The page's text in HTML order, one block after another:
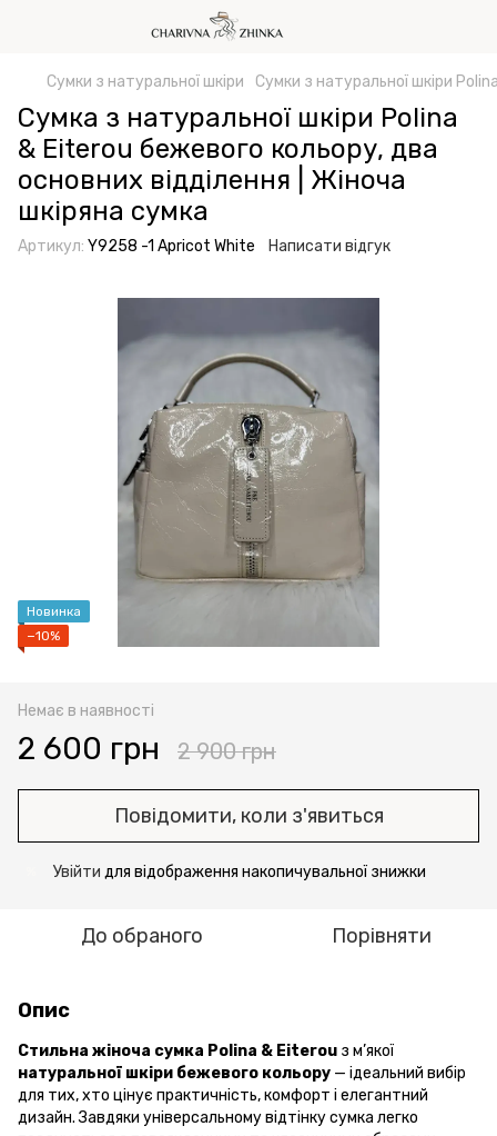
Сумки з натуральної шкіри Сумки з натуральної шкіри
Сумка з натуральної шкіри Polina
& Eiterou бежевого кольору, два
основних відділення | Жіноча
шкіряна сумка
Артикул: Y9258 -1 Apricot White Написати відгук
Новинка
−10%
Немає в наявності
2 600 грн 2 900 грн
Повідомити, коли з'явиться
Увійти для відображення накопичувальної знижки
До обраного Порівняти
Опис
Стильна жіноча сумка Polina & Eiterou з м’якої
натуральної шкіри бежевого кольору — ідеальний вибір
для тих, хто цінує практичність, комфорт і елегантний
дизайн. Завдяки універсальному відтінку сумка легко